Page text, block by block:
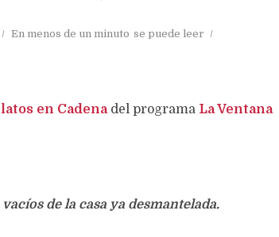
En menos de un minuto se puede leer
en Cadenadel programa La Ventana
de la casa ya desmantelada.